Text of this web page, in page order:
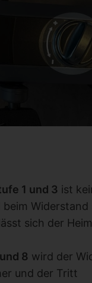
1 und 3 ist
Widerstand
lässt sich der
8 wird der
und der Tritt